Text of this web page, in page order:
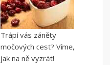
Trápí vás záněty
močových cest? Víme,
jak na ně vyzrát!